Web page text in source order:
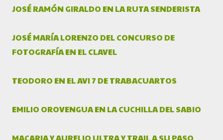
JOSÉ RAMÓN GIRALDO EN LA RUTA SENDERISTA
JOSÉ MARÍA LORENZO DEL CONCURSO DE
FOTOGRAFÍA EN EL CLAVEL
TEODORO EN EL AVI 7 DE TRABACUARTOS
EMILIO OROVENGUA EN LA CUCHILLA DEL SABIO